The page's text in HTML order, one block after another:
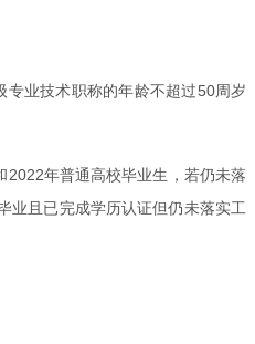
专业技术职称的年龄不超过50周岁
2022年普通高校毕业生，若仍未落
业且已完成学历认证但仍未落实工